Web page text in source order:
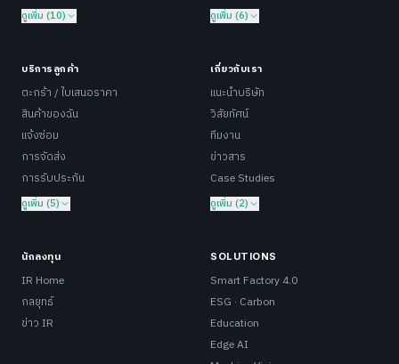
ดูเพิ่ม (10) ดูเพิ่ม (6)
บริการลูกค้า
ตะกร้า / ใบเสนอราคา
สินค้าของฉัน
แจ้งซ่อม
การจัดส่ง
การรับประกัน
ดูเพิ่ม (5)
เกี่ยวกับเรา
แนะนำบริษัท
วิสัยทัศน์
ทีมงาน
ข่าวสาร
Case Studies
ดูเพิ่ม (2)
นักลงทุน
IR Home
กลยุทธ์
ข่าว IR
SOLUTIONS
Smart Factory 4.0
ESG · Carbon
Education
Edge AI